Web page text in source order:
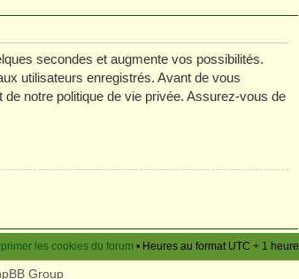
secondes et augmente vos possibilités.
utilisateurs enregistrés. Avant de vous
notre politique de vie privée. Assurez-vous de
les cookies du forum • Heures au format UTC + 1 heure
Group